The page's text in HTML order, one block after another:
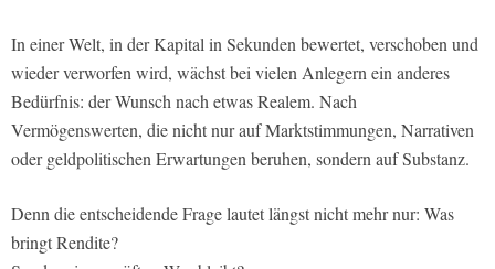
In einer Welt, in der Kapital in Sekunden bewertet, verschoben und
wieder verworfen wird, wächst bei vielen Anlegern ein anderes
Bedürfnis: der Wunsch nach etwas Realem. Nach
Vermögenswerten, die nicht nur auf Marktstimmungen, Narrativen
oder geldpolitischen Erwartungen beruhen, sondern auf Substanz.
Denn die entscheidende Frage lautet längst nicht mehr nur: Was
bringt Rendite?